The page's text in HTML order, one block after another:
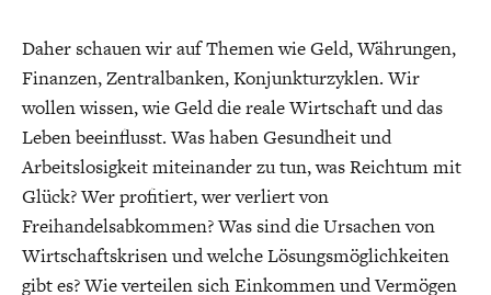
INDUSTRIEPOLITIK
ENERGIE & UMWELT
Daher schauen wir auf Themen wie Geld, Währungen,
Finanzen, Zentralbanken, Konjunkturzyklen. Wir
wollen wissen, wie Geld die reale Wirtschaft und das
Leben beeinflusst. Was haben Gesundheit und
Arbeitslosigkeit miteinander zu tun, was Reichtum mit
Glück? Wer profitiert, wer verliert von
Freihandelsabkommen? Was sind die Ursachen von
Wirtschaftskrisen und welche Lösungsmöglichkeiten
gibt es? Wie verteilen sich Einkommen und Vermögen